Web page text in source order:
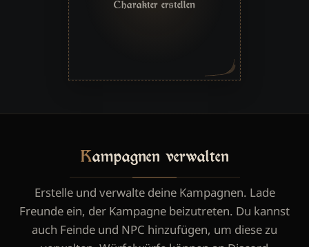
Charakter erstellen
Kampagnen verwalten
Erstelle und verwalte deine Kampagnen. Lade
Freunde ein, der Kampagne beizutreten. Du kannst
auch Feinde und NPC hinzufügen, um diese zu